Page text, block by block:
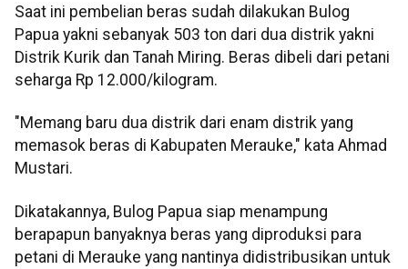
Saat ini pembelian beras sudah dilakukan Bulog
Papua yakni sebanyak 503 ton dari dua distrik yakni
Distrik Kurik dan Tanah Miring. Beras dibeli dari petani
seharga Rp 12.000/kilogram.
"Memang baru dua distrik dari enam distrik yang
memasok beras di Kabupaten Merauke," kata Ahmad
Mustari.
Dikatakannya, Bulog Papua siap menampung
berapapun banyaknya beras yang diproduksi para
petani di Merauke yang nantinya didistribusikan untuk